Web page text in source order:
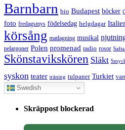
Barnbarn bio Budapest böcker
foto fredagsmys födelsedag helgdagar
körsång matlagning musikal
pelargoner Polen promenad radio rosor
Skönstavikskören Släkt
syskon teater träning tulpaner Turkiet
Swedish
Skräppost blockerad